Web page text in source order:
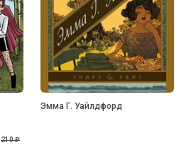
210 ₽
Эмма Г. Уайлдфорд